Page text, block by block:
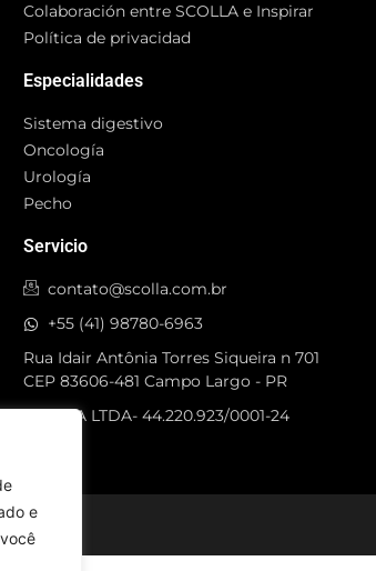
e
Colaboración entre SCOLLA e Inspirar
Política de privacidad
Especialidades
Sistema digestivo
Oncología
Urología
Pecho
Servicio
contato@scolla.com.br
+55 (41) 98780-6963
Rua Idair Antônia Torres Siqueira n 701
CEP 83606-481 Campo Largo - PR
SCOLLA LTDA- 44.220.923/0001-24